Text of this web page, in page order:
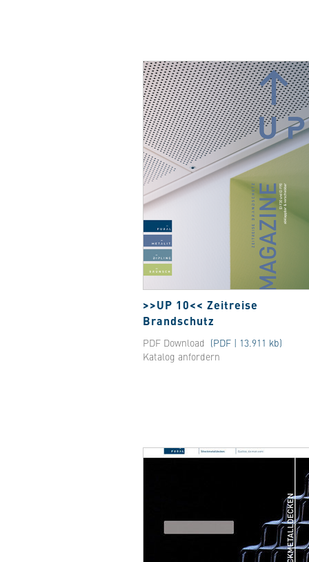
>>UP 10<< Zeitreise
Brandschutz
PDF Download (PDF | 13.911 kb)
Katalog anfordern